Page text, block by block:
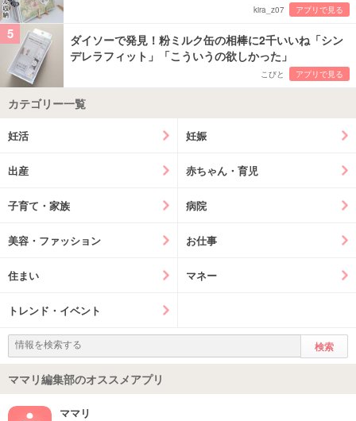
kira_z07 アプリで見る
5
ダイソーで発見！粉ミルク缶の相棒に2千いいね「シン
デレラフィット」「こういうの欲しかった」
こびと アプリで見る
カテゴリー一覧
妊活 妊娠
出産 赤ちゃん・育児
子育て・家族 病院
美容・ファッション お仕事
住まい マネー
トレンド・イベント
ママリ編集部のオススメアプリ
ママリ